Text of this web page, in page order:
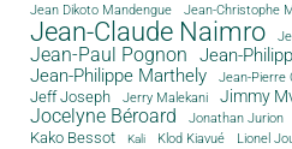
Jean Dikoto Mandengue Jean-Christophe
Jean-Claude Naimro
Jean-Paul Pognon
Jean-
Jean-Philippe Marthely
Jean-Pierre
Jeff Joseph Jerry Malekani Jimmy
Jocelyne Béroard Jonathan Jurion
Kako Bessot Kali Klod Kiavué Lionel